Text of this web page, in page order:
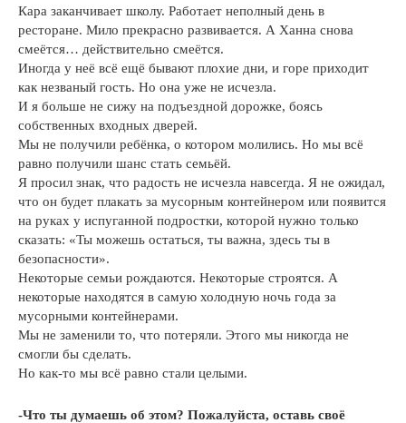
Кара заканчивает школу. Работает неполный день в
ресторане. Мило прекрасно развивается. А Ханна снова
смеётся… действительно смеётся.
Иногда у неё всё ещё бывают плохие дни, и горе приходит
как незваный гость. Но она уже не исчезла.
И я больше не сижу на подъездной дорожке, боясь
собственных входных дверей.
Мы не получили ребёнка, о котором молились. Но мы всё
равно получили шанс стать семьёй.
Я просил знак, что радость не исчезла навсегда. Я не ожидал,
что он будет плакать за мусорным контейнером или появится
на руках у испуганной подростки, которой нужно только
сказать: «Ты можешь остаться, ты важна, здесь ты в
безопасности».
Некоторые семьи рождаются. Некоторые строятся. А
некоторые находятся в самую холодную ночь года за
мусорными контейнерами.
Мы не заменили то, что потеряли. Этого мы никогда не
смогли бы сделать.
Но как-то мы всё равно стали целыми.
-Что ты думаешь об этом? Пожалуйста, оставь своё